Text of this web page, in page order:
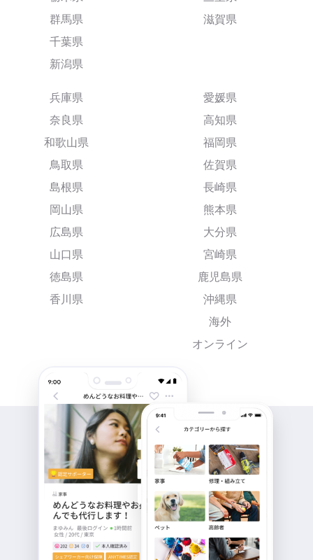
群馬県
千葉県
新潟県
滋賀県
兵庫県
奈良県
和歌山県
鳥取県
島根県
岡山県
広島県
山口県
徳島県
香川県
愛媛県
高知県
福岡県
佐賀県
長崎県
熊本県
大分県
宮崎県
鹿児島県
沖縄県
海外
オンライン